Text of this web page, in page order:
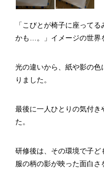
「こびとが椅子に座って
かも…。」イメージの世界
光の違いから、紙や影の色
りました。
最後に一人ひとりの気付き
た。
研修後は、その環境で子
服の柄の影が映った面白さ